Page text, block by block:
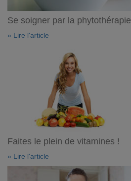
Se soigner par la phytothérapie
» Lire l'article
Faites le plein de vitamines !
» Lire l'article